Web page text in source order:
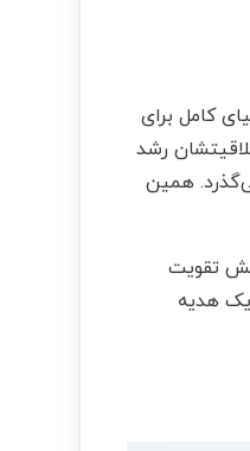
دنیای کامل برای
رشد
همین
تقویت
هدیه